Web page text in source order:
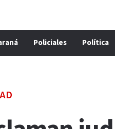
Policiales Política